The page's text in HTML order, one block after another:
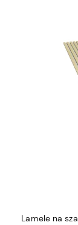
Lamele na